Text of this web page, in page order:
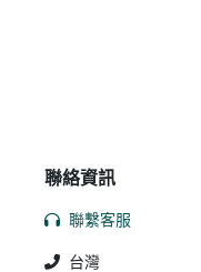
聯絡資訊
聯繫客服
台灣